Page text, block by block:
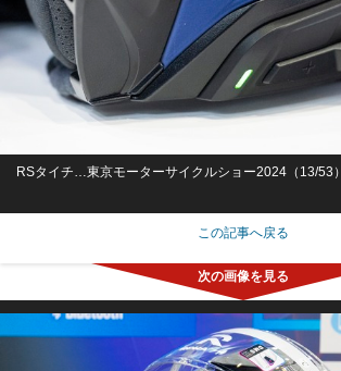
RSタイチ…東京モーターサイクルショー2024（13/53）
この記事へ戻る